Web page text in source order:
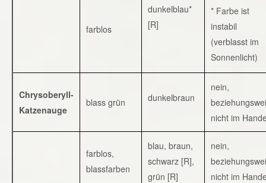
farblos
dunkelblau*
[R]
* Farbe ist
instabil
(verblasst im
Sonnenlicht)
Chrysoberyll-
Katzenauge
blass grün dunkelbraun
nein,
nicht im
farblos,
blassfarben
blau, braun,
schwarz [R],
grün [R]
nein,
nicht im